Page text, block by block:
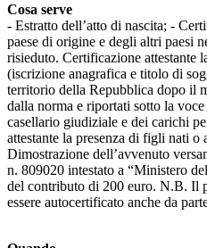
Cosa serve
- Estratto dell’atto di nascita; -
paese di origine e degli altri paesi
risieduto. Certificazione attestante
(iscrizione anagrafica e titolo di
territorio della Repubblica dopo il
dalla norma e riportati sotto la
casellario giudiziale e dei carichi
attestante la presenza di figli nati o
Dimostrazione dell’avvenuto
n. 809020 intestato a “Ministero
del contributo di 200 euro. N.B. Il
essere autocertificato anche da